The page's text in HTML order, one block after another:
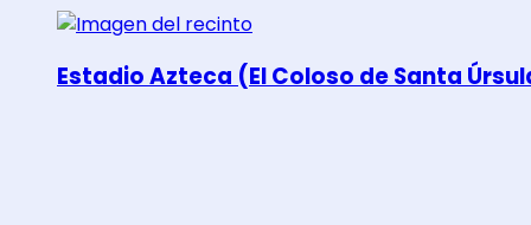
Estadio Azteca (El Coloso de Santa